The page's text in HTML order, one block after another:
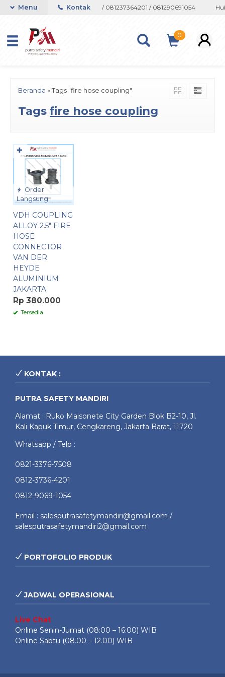
atau Whatsapp 082133767508 / 081237364201 / 081290691054
Menu Kontak
0
Beranda » Tags "fire hose coupling"
Tags fire hose coupling
Order
Langsung
VDH COUPLING
ALLOY 2.5″ FIRE
HOSE
CONNECTOR
VAN DER
HEYDE
ALUMINIUM
JAKARTA
Rp 380.000
Tersedia
✚
KONTAK :
PUTRA SAFETY MANDIRI
Alamat : Ruko Maisonete City Garden Blok B2-10, Jl.
Kali Kapuk Timur, Cengkareng, Jakarta Barat, 11720
Whatsapp / Telp :
0821-3376-7508
0812-3736-4201
0812-9069-1054
Email : salesputrasafetymandiri@gmail.com /
salesputrasafetymandiri2@gmail.com
PORTOFOLIO PRODUK
JADWAL OPERASIONAL
Live Chat
Online Senin-Jumat (08:00 – 16:00) WIB
Online Sabtu (08.00 – 12.00) WIB